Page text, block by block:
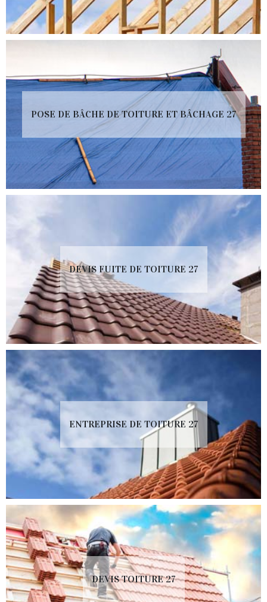
POSE DE BÂCHE DE TOITURE ET BÂCHAGE 27
DEVIS FUITE DE TOITURE 27
ENTREPRISE DE TOITURE 27
DEVIS TOITURE 27